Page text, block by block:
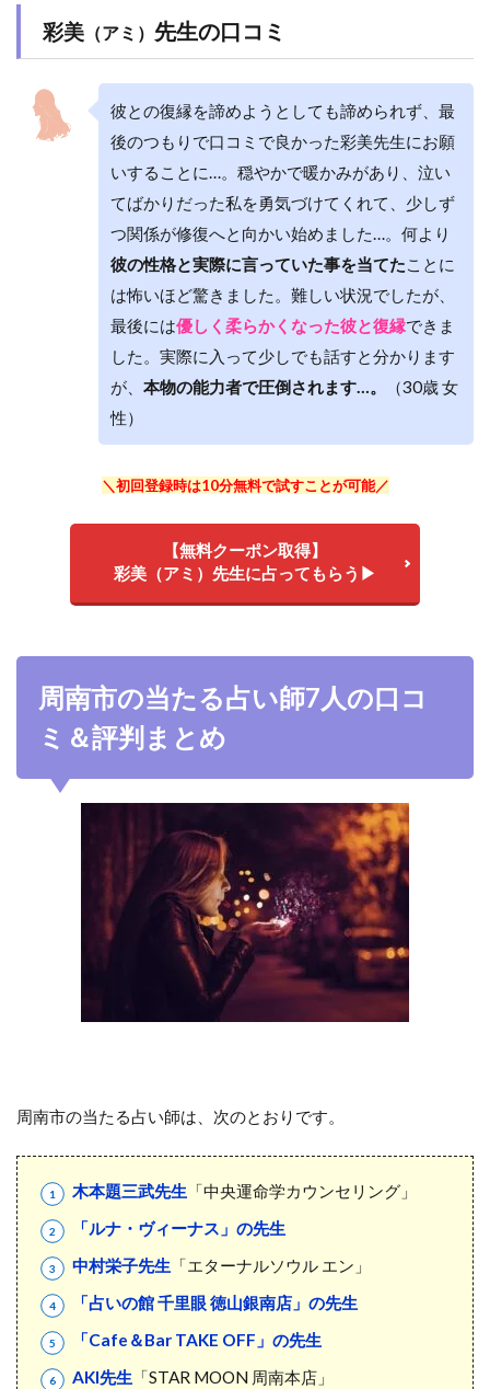
彩美 （アミ） 先生の口コミ
彼との復縁を諦めようとしても諦められず、最
後のつもりで口コミで良かった彩美先生にお願
いすることに…。穏やかで暖かみがあり、泣い
てばかりだった私を勇気づけてくれて、少しず
つ関係が修復へと向かい始めました…。何より
彼の性格と実際に言っていた事を当てたことに
は怖いほど驚きました。難しい状況でしたが、
最後には優しく柔らかくなった彼と復縁できま
した。実際に入って少しでも話すと分かります
が、 本物の能力者で圧倒されます…。
（30歳 女
性）
＼初回登録時は10分無料で試すことが可能／
【無料クーポン取得】
彩美（アミ）先生に占ってもらう▶
周南市の当たる占い師7人の口コ
ミ＆評判まとめ
周南市の当たる占い師は、次のとおりです。
木本題三武先生 「中央運命学カウンセリング」
「ルナ・ヴィーナス」の先生
中村栄子先生 「エターナルソウル エン」
「占いの館 千里眼 徳山銀南店」の先生
「Cafe＆Bar TAKE OFF」の先生
AKI先生 「STAR MOON 周南本店」